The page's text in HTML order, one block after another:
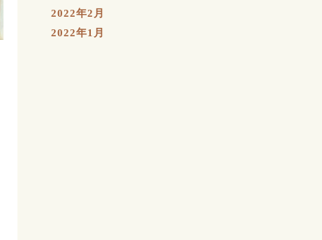
2022年2月
2022年1月